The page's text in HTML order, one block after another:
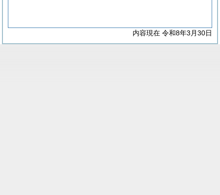
内容現在 令和8年3月30日